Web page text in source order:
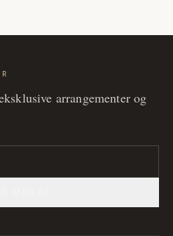
arrangementer og